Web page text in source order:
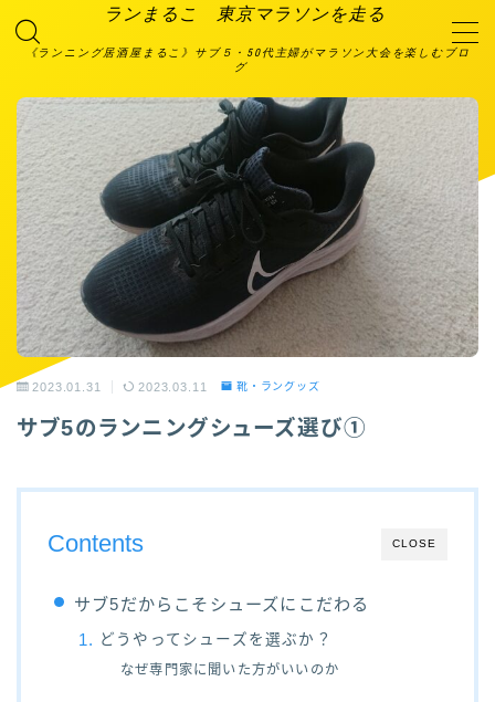
ランまるこ 東京マラソンを走る
《ランニング居酒屋まるこ》サブ５・50代主婦がマラソン大会を楽しむブロ
グ
2023大会エントリー予定
TOP画面
お問い合わせ
プライバシーポリシー
利用規約／特定商取引法に基づく表記
有料記事の決済完了ページ
特定商取引法に基づく表記
箱根プロジェクト
絆ランニング倶楽部
自己紹介＆ランニングスペック
運営者情報
2023.01.31 2023.03.11 靴・ラングッズ
サブ5のランニングシューズ選び①
CLOSE
Contents
サブ5だからこそシューズにこだわる
どうやってシューズを選ぶか？
なぜ専門家に聞いた方がいいのか